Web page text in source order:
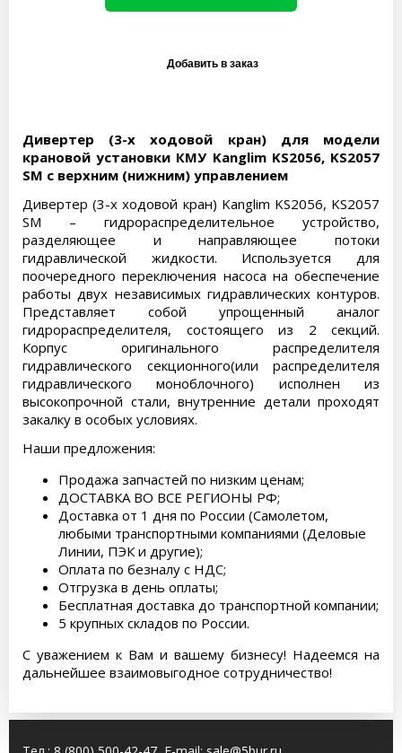
Дивертер (3-х ходовой кран) для модели
крановой установки КМУ Kanglim KS2056, KS2057
SM с верхним (нижним) управлением
Дивертер (3-х ходовой кран) Kanglim KS2056, KS2057
SM – гидрораспределительное устройство,
разделяющее и направляющее потоки
гидравлической жидкости. Используется для
поочередного переключения насоса на обеспечение
работы двух независимых гидравлических контуров.
Представляет собой упрощенный аналог
гидрораспределителя, состоящего из 2 секций.
Корпус оригинального распределителя
гидравлического секционного(или распределителя
гидравлического моноблочного) исполнен из
высокопрочной стали, внутренние детали проходят
закалку в особых условиях.
Наши предложения:
Продажа запчастей по низким ценам;
ДОСТАВКА ВО ВСЕ РЕГИОНЫ РФ;
Доставка от 1 дня по России (Самолетом,
любыми транспортными компаниями (Деловые
Линии, ПЭК и другие);
Оплата по безналу с НДС;
Отгрузка в день оплаты;
Бесплатная доставка до транспортной компании;
5 крупных складов по России.
С уважением к Вам и вашему бизнесу! Надеемся на
дальнейшее взаимовыгодное сотрудничество!